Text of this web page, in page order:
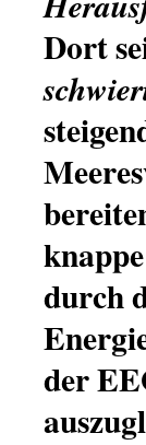
Dort
durch
der